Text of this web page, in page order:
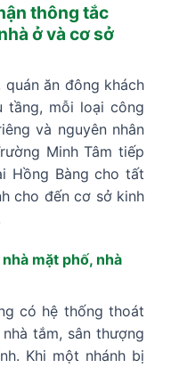
thông tắc
ở và cơ sở
ăn đông khách
tầng, mỗi loại công
và nguyên nhân
Minh Tâm tiếp
Hồng Bàng cho tất
cho đến cơ sở kinh
mặt phố, nhà
có hệ thống thoát
tắm, sân thượng
Khi một nhánh bị